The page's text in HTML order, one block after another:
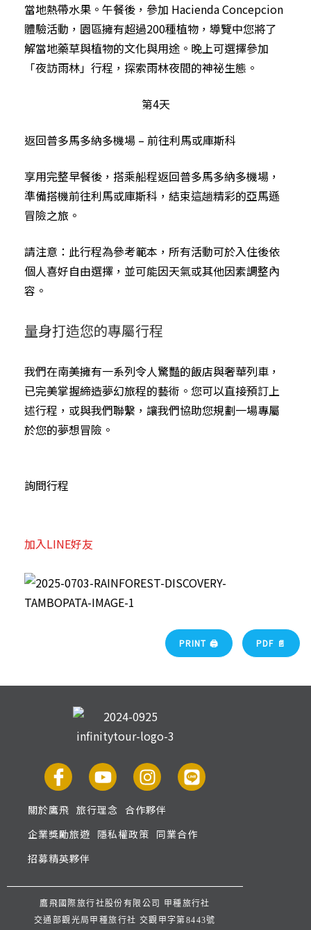
當地熱帶水果。午餐後，參加 Hacienda Concepcion
體驗活動，園區擁有超過200種植物，導覽中您將了
解當地藥草與植物的文化與用途。晚上可選擇參加
「夜訪雨林」行程，探索雨林夜間的神祕生態。
第4天
返回普多馬多納多機場 – 前往利馬或庫斯科
享用完整早餐後，搭乘船程返回普多馬多納多機場，
準備搭機前往利馬或庫斯科，結束這趟精彩的亞馬遜
冒險之旅。
請注意：此行程為參考範本，所有活動可於入住後依
個人喜好自由選擇，並可能因天氣或其他因素調整內
容。
量身打造您的專屬行程
我們在南美擁有一系列令人驚豔的飯店與奢華列車，
已完美掌握締造夢幻旅程的藝術。您可以直接預訂上
述行程，或與我們聯繫，讓我們協助您規劃一場專屬
於您的夢想冒險。
詢問行程
加入LINE好友
PRINT 🖨 PDF 📄
關於鷹飛 旅行理念 合作夥伴
企業獎勵旅遊 隱私權政策 同業合作
招募精英夥伴
鷹飛國際旅行社股份有限公司 甲種旅行社
交通部觀光局甲種旅行社 交觀甲字第8443號